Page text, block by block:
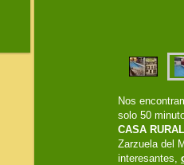
Nos
solo 50
CASA RURAL
Zarzuela del
interesantes,